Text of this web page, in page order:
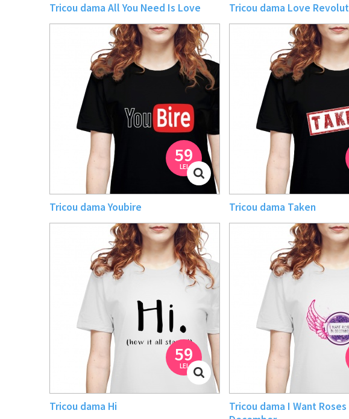
Tricou dama All You Need Is Love Tricou dama Love
Tricou dama Youbire
59
LEI
Tricou dama Taken
Tricou dama Hi
59
LEI
Tricou dama I Want Roses